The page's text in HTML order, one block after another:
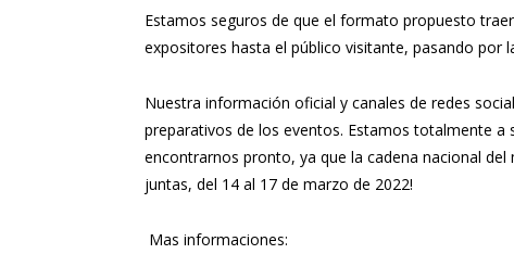
Estamos seguros de que el formato propuesto
expositores hasta el público visitante, pasando por
Nuestra información oficial y canales de redes
preparativos de los eventos. Estamos totalmente
encontrarnos pronto, ya que la cadena nacional
juntas, del 14 al 17 de marzo de 2022!
Mas informaciones: